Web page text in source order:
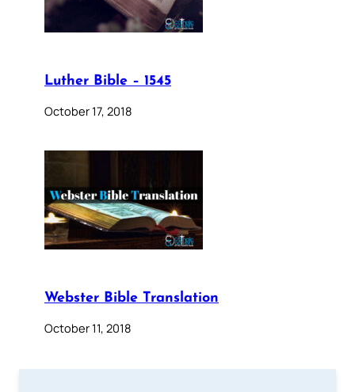
Luther Bible – 1545
October 17, 2018
Webster Bible Translation
October 11, 2018